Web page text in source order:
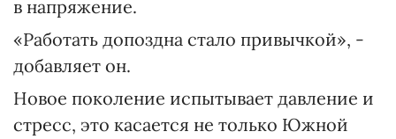
в напряжение.
«Работать допоздна стало привычкой», -
добавляет он.
Новое поколение испытывает давление и
стресс, это касается не только Южной